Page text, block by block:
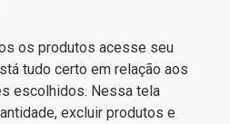
os produtos acesse seu
tudo certo em relação aos
escolhidos. Nessa tela
excluir produtos e